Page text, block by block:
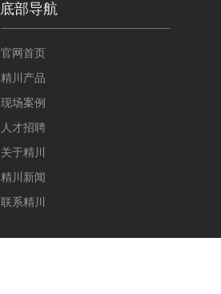
官网首页
精川产品
现场案例
人才招聘
关于精川
精川新闻
联系精川
底部导航